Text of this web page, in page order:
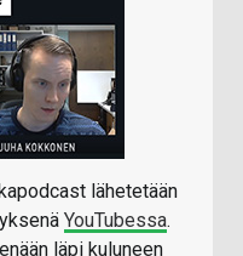
lähetetään
YouTubessa.
läpi kuluneen